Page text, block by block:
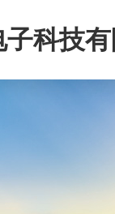
科技